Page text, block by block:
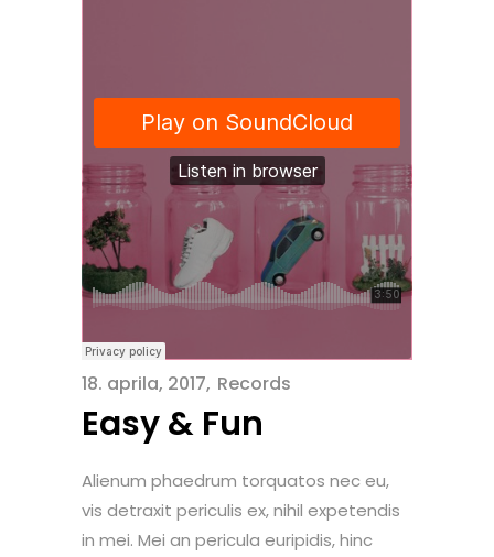
18. aprila, 2017 Records
Easy & Fun
Alienum phaedrum torquatos nec eu,
vis detraxit periculis ex, nihil expetendis
in mei. Mei an pericula euripidis, hinc